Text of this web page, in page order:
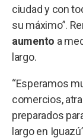
ciudad y con
su máximo”.
aumento a
largo.
“Esperamos
comercios,
preparados
largo en